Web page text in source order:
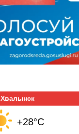
Хвалынск
+28°C